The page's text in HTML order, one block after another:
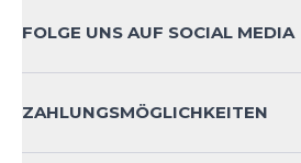
KONTAKT
PRODUKTSICHERHEIT
FOLGE UNS AUF SOCIAL MEDIA
ZAHLUNGSMÖGLICHKEITEN